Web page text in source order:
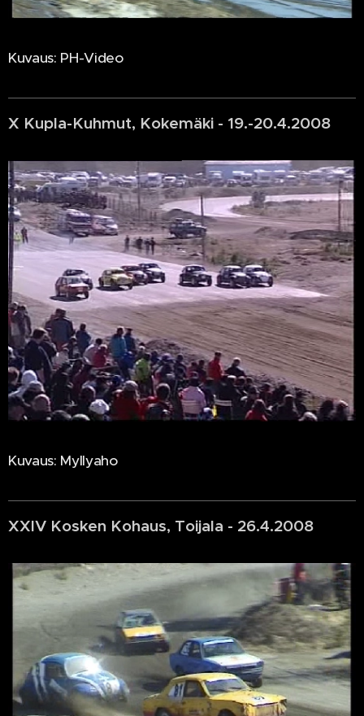
Kuvaus: PH-Video
X Kupla-Kuhmut, Kokemäki - 19.-20.4.2008
Kuvaus: Myllyaho
XXIV Kosken Kohaus, Toijala - 26.4.2008